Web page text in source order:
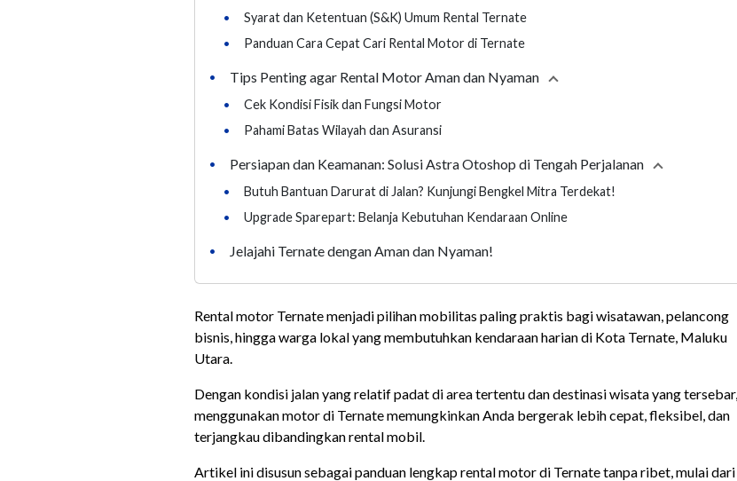
•
Syarat dan Ketentuan (S&K) Umum Rental Ternate
•
Panduan Cara Cepat Cari Rental Motor di Ternate
• Tips Penting agar Rental Motor Aman dan Nyaman Collapse
•
Cek Kondisi Fisik dan Fungsi Motor
•
Pahami Batas Wilayah dan Asuransi
• Persiapan dan Keamanan: Solusi Astra Otoshop di Tengah Perjalanan Collapse
•
Butuh Bantuan Darurat di Jalan? Kunjungi Bengkel Mitra Terdekat!
•
Upgrade Sparepart: Belanja Kebutuhan Kendaraan Online
• Jelajahi Ternate dengan Aman dan Nyaman!
Rental motor Ternate menjadi pilihan mobilitas paling praktis bagi wisatawan, pelancong
bisnis, hingga warga lokal yang membutuhkan kendaraan harian di Kota Ternate, Maluku
Utara.
Dengan kondisi jalan yang relatif padat di area tertentu dan destinasi wisata yang tersebar,
menggunakan motor di Ternate memungkinkan Anda bergerak lebih cepat, fleksibel, dan
terjangkau dibandingkan rental mobil.
Artikel ini disusun sebagai panduan lengkap rental motor di Ternate tanpa ribet, mulai dari